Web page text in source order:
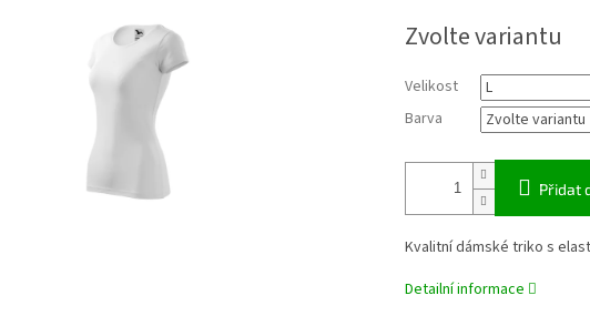
cena:
Zvolte variantu
Velikost
Barva
Přidat
Kvalitní dámské triko s
Detailní informace